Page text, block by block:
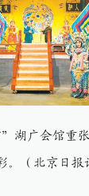
湖广会馆重
。（北京日报